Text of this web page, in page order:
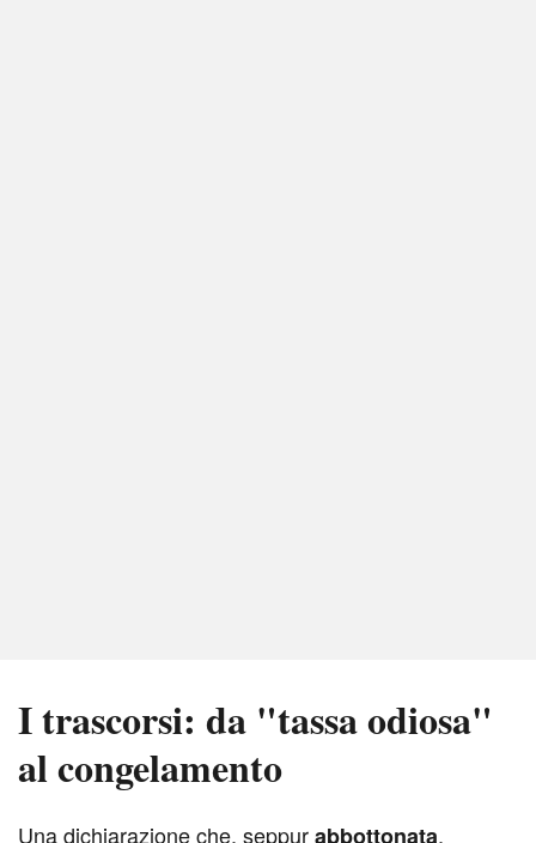
I trascorsi: da "tassa odiosa"
al congelamento
Una dichiarazione che, seppurabbottonata,